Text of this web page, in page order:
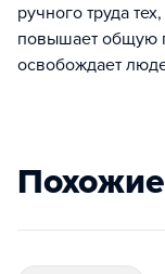
ручного труда
повышает общую
освобождает